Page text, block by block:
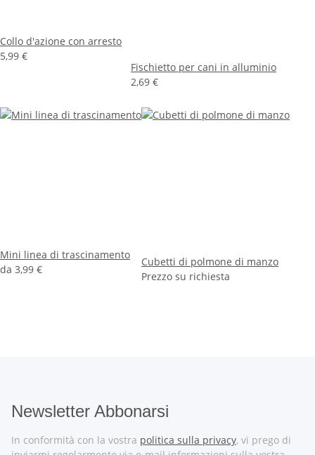
Collo d'azione con arresto
5,99 €
Fischietto per cani in alluminio
2,69 €
Mini linea di trascinamento
da 3,99 €
Cubetti di polmone di manzo
Prezzo su richiesta
Newsletter Abbonarsi
In conformità con la vostra politica sulla privacy, vi prego di